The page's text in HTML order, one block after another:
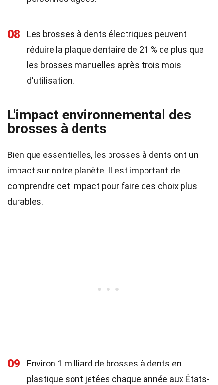
08
Les brosses à dents électriques peuvent
réduire la plaque dentaire de 21 % de plus que
les brosses manuelles après trois mois
d'utilisation.
L'impact environnemental des
brosses à dents
Bien que essentielles, les brosses à dents ont un
impact sur notre planète. Il est important de
comprendre cet impact pour faire des choix plus
durables.
09
Environ 1 milliard de brosses à dents en
plastique sont jetées chaque année aux États-